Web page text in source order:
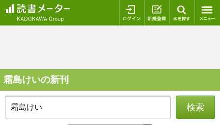
ログイン 新規登録
霜島けいの新刊
検索